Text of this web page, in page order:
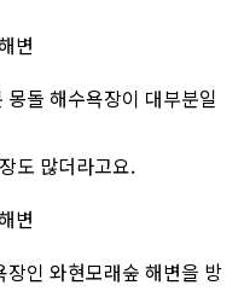
돌 해수욕장이 대부분일
도 많더라고요.
인 와현모래숲 해변을 방